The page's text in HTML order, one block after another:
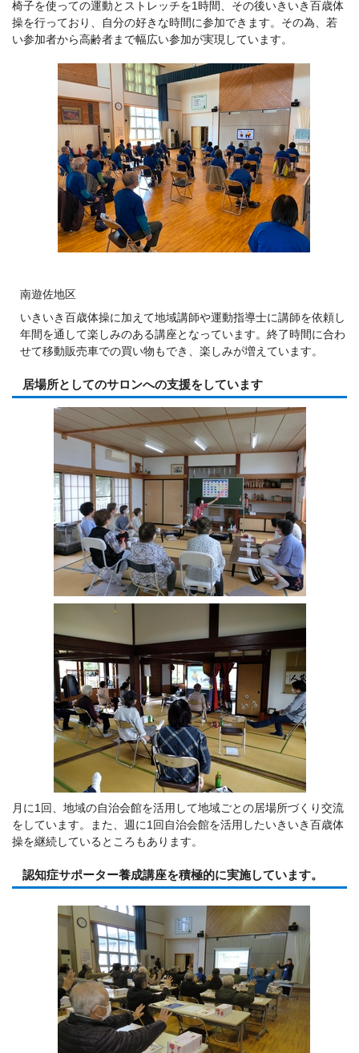
椅子を使っての運動とストレッチを1時間、その後いきいき百歳体
操を行っており、自分の好きな時間に参加できます。その為、若
い参加者から高齢者まで幅広い参加が実現しています。
南遊佐地区
いきいき百歳体操に加えて地域講師や運動指導士に講師を依頼し
年間を通して楽しみのある講座となっています。終了時間に合わ
せて移動販売車での買い物もでき、楽しみが増えています。
居場所としてのサロンへの支援をしています
月に1回、地域の自治会館を活用して地域ごとの居場所づくり交流
をしています。また、週に1回自治会館を活用したいきいき百歳体
操を継続しているところもあります。
認知症サポーター養成講座を積極的に実施しています。